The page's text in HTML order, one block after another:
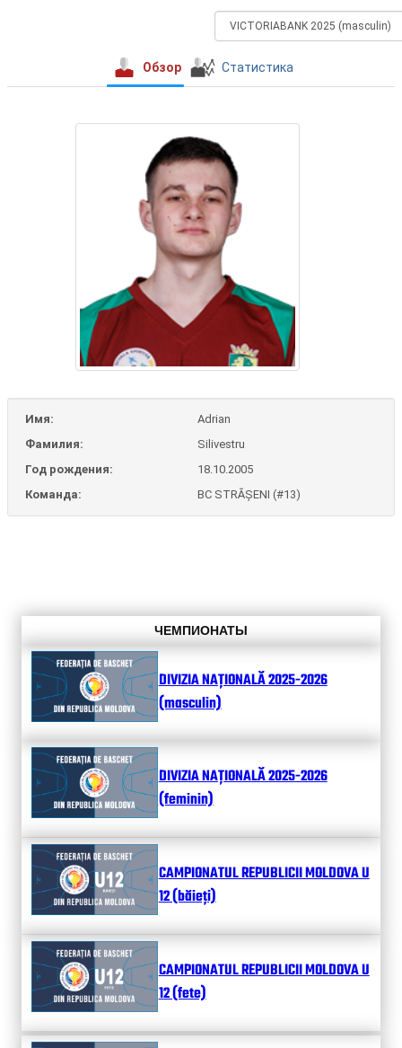
Обзор Статистика
Имя:
Adrian
Фамилия:
Silivestru
Год рождения:
18.10.2005
Команда:
BC STRĂȘENI (#13)
ЧЕМПИОНАТЫ
DIVIZIA NAȚIONALĂ 2025-2026
(masculin)
DIVIZIA NAȚIONALĂ 2025-2026
(feminin)
CAMPIONATUL REPUBLICII MOLDOVA U
12 (băieți)
CAMPIONATUL REPUBLICII MOLDOVA U
12 (fete)